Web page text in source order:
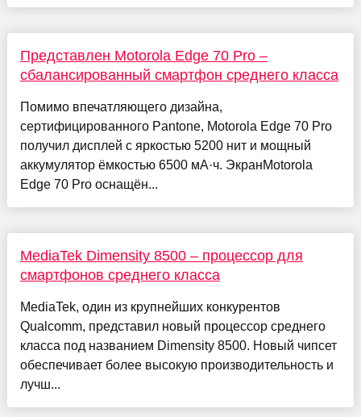
Представлен Motorola Edge 70 Pro –
сбалансированный смартфон среднего класса
Помимо впечатляющего дизайна,
сертифицированного Pantone, Motorola Edge 70 Pro
получил дисплей с яркостью 5200 нит и мощный
аккумулятор ёмкостью 6500 мА·ч. ЭкранMotorola
Edge 70 Pro оснащён...
MediaTek Dimensity 8500 – процессор для
смартфонов среднего класса
MediaTek, один из крупнейших конкурентов
Qualcomm, представил новый процессор среднего
класса под названием Dimensity 8500. Новый чипсет
обеспечивает более высокую производительность и
лучш...